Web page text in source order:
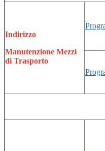
Indirizzo
Manutenzione Mezzi
di Trasporto